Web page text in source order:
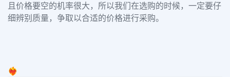
且价格要空的机率很大，所以我们在选购的时候，一定要仔
细辨别质量，争取以合适的价格进行采购。
❤️‍🔥